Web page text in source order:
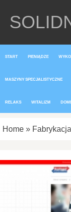
START PIENIĄDZE
MASZYNY SPECJALISTYCZNE
RELAKS WITALIZM
Home » Fabrykacja